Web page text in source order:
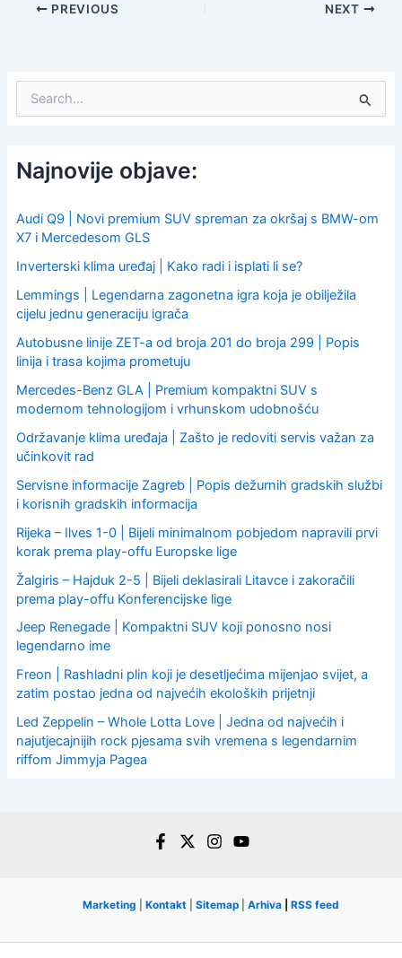
PREVIOUS NEXT
c
h
o
r
Najnovije objave:
Audi Q9 | Novi premium SUV spreman za okršaj s BMW-om
X7 i Mercedesom GLS
Inverterski klima uređaj | Kako radi i isplati li se?
Lemmings | Legendarna zagonetna igra koja je obilježila
cijelu jednu generaciju igrača
Autobusne linije ZET-a od broja 201 do broja 299 | Popis
linija i trasa kojima prometuju
Mercedes-Benz GLA | Premium kompaktni SUV s
modernom tehnologijom i vrhunskom udobnošću
Održavanje klima uređaja | Zašto je redoviti servis važan za
učinkovit rad
Servisne informacije Zagreb | Popis dežurnih gradskih službi
i korisnih gradskih informacija
Rijeka – Ilves 1-0 | Bijeli minimalnom pobjedom napravili prvi
korak prema play-offu Europske lige
Žalgiris – Hajduk 2-5 | Bijeli deklasirali Litavce i zakoračili
prema play-offu Konferencijske lige
Jeep Renegade | Kompaktni SUV koji ponosno nosi
legendarno ime
Freon | Rashladni plin koji je desetljećima mijenjao svijet, a
zatim postao jedna od najvećih ekoloških prijetnji
Led Zeppelin – Whole Lotta Love | Jedna od najvećih i
najutjecajnijih rock pjesama svih vremena s legendarnim
riffom Jimmyja Pagea
Marketing Kontakt Sitemap Arhiva RSS feed